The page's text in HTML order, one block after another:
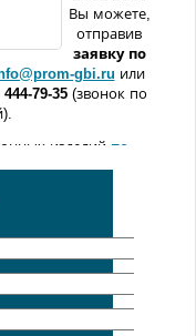
Вы можете,
отправив
заявку по
gbi.ru или
79-35 (звонок по
изделий по
площадок,
,